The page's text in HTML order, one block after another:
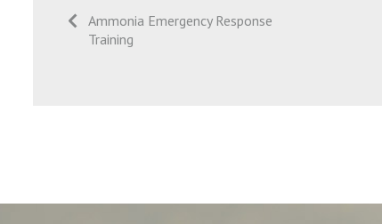
Ammonia Emergency Response
Training